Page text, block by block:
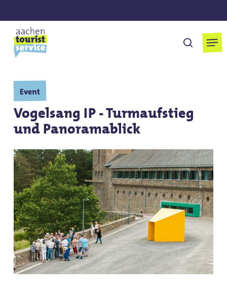
to
main
content
suchen
Event
Vogelsang IP - Turmaufstieg
und Panoramablick